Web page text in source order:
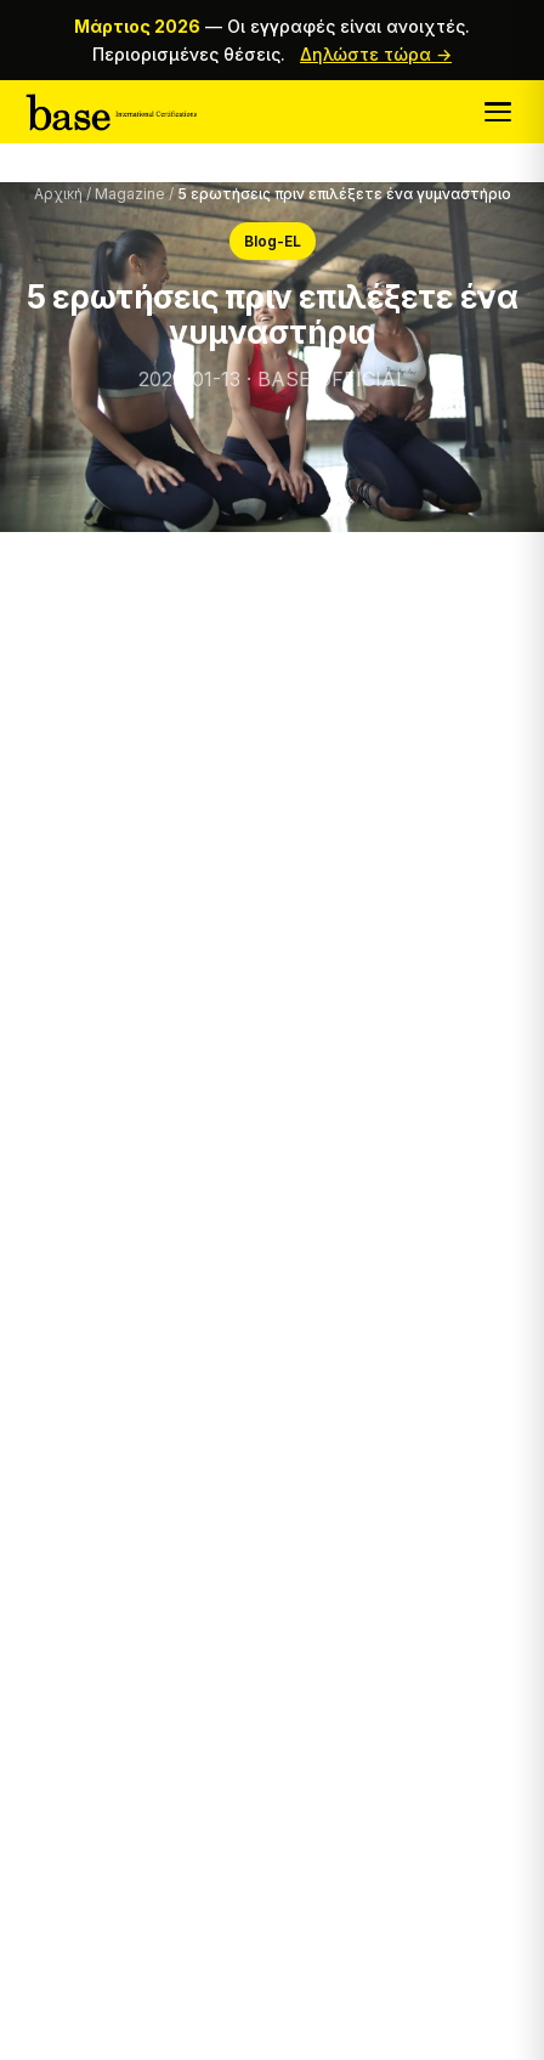
Μάρτιος 2026 — Οι εγγραφές είναι ανοιχτές.
Περιορισμένες θέσεις.
Δηλώστε τώρα →
Αρχική/ Magazine / 5 ερωτήσεις πριν επιλέξετε ένα γυμναστήριο
Blog-EL
5 ερωτήσεις πριν επιλέξετε ένα
γυμναστήριο
2025-01-13 · BASE OFFICIAL